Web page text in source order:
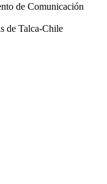
de Comunicación
de Talca-Chile